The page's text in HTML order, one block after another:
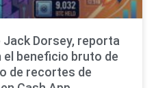
Jack Dorsey, reporta
el beneficio bruto de
de recortes de